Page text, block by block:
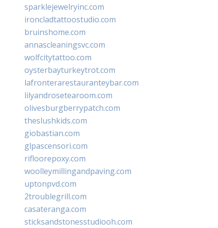
sparklejewelryinc.com
ironcladtattoostudio.com
bruinshome.com
annascleaningsvc.com
wolfcitytattoo.com
oysterbayturkeytrot.com
lafronterarestauranteybar.com
lilyandrosetearoom.com
olivesburgberrypatch.com
theslushkids.com
giobastian.com
glpascensori.com
rifloorepoxy.com
woolleymillingandpaving.com
uptonpvd.com
2troublegrill.com
casateranga.com
sticksandstonesstudiooh.com